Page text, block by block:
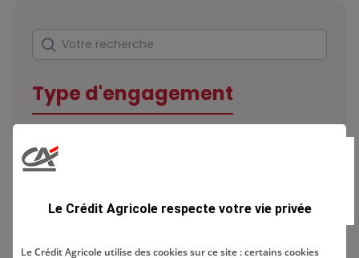
Rechercher
Votre recherche
Type d'engagement
Le Crédit Agricole respecte votre vie privée
Le Crédit Agricole utilise des cookies sur ce site : certains cookies